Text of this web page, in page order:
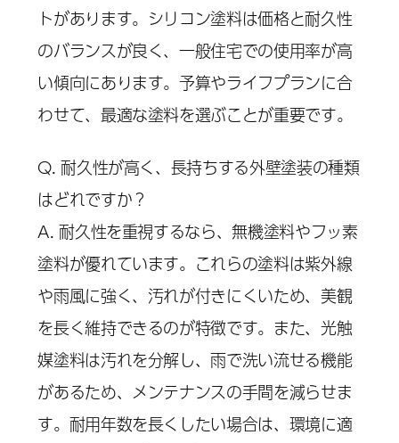
トがあります。シリコン塗料は価格と耐久性
のバランスが良く、一般住宅での使用率が高
い傾向にあります。予算やライフプランに合
わせて、最適な塗料を選ぶことが重要です。
Q. 耐久性が高く、長持ちする外壁塗装の種類
はどれですか？
A. 耐久性を重視するなら、無機塗料やフッ素
塗料が優れています。これらの塗料は紫外線
や雨風に強く、汚れが付きにくいため、美観
を長く維持できるのが特徴です。また、光触
媒塗料は汚れを分解し、雨で洗い流せる機能
があるため、メンテナンスの手間を減らせま
す。耐用年数を長くしたい場合は、環境に適